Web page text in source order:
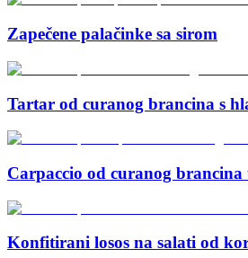
Zapečene palačinke sa sirom
Tartar od curanog brancina s
Carpaccio od curanog
Konfitirani losos na salati od